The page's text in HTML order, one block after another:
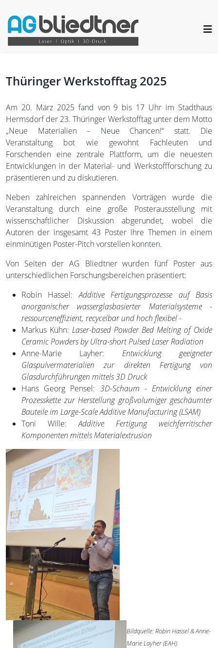
Thüringer Werkstofftag 2025
Am 20. März 2025 fand von 9 bis 17 Uhr im Stadthaus
Hermsdorf der 23. Thüringer Werkstofftag unter dem Motto
„Neue Materialien – Neue Chancen!“ statt. Die
Veranstaltung bot wie gewohnt Fachleuten und
Forschenden eine zentrale Plattform, um die neuesten
Entwicklungen in der Material- und Werkstoffforschung zu
präsentieren und zu diskutieren.
Neben zahlreichen spannenden Vorträgen wurde die
Veranstaltung durch eine große Posterausstellung mit
wissenschaftlicher Diskussion abgerundet, wobei die
Autoren der insgesamt 43 Poster Ihre Themen in einem
einminütigen Poster-Pitch vorstellen konnten.
Von Seiten der AG Bliedtner wurden fünf Poster aus
unterschiedlichen Forschungsbereichen präsentiert:
Robin Hassel:Additive Fertigungsprozesse auf Basis
anorganischer wasserglasbasierter Materialsysteme -
ressourceneffizient, recycelbar und hoch flexibel -
Markus Kühn: Laser-based Powder Bed Melting of Oxide
Ceramic Powders by Ultra-short Pulsed Laser Radiation
Anne-Marie Layher: Entwicklung geeigneter
Glaspulvermaterialien zur direkten Fertigung von
Glasdurchführungen mittels 3D Druck
Hans Georg Pensel: 3D-Schaum - Entwicklung einer
Prozesskette zur Herstellung großvolumiger geschäumter
Bauteile im Large-Scale Additive Manufacturing (LSAM)
Toni Wille:Additive Fertigung weichferritischer
Komponenten mittels Materialextrusion
Bildquelle: Robin Hassel & Anne-
Marie Layher (EAH)